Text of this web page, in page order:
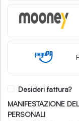
Desideri fattura?
MANIFESTAZIONE
PERSONALI